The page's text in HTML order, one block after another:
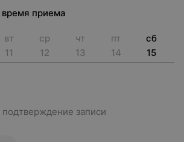
приема
вт
11
ср
12
чт
13
пт
14
сб
15
записи